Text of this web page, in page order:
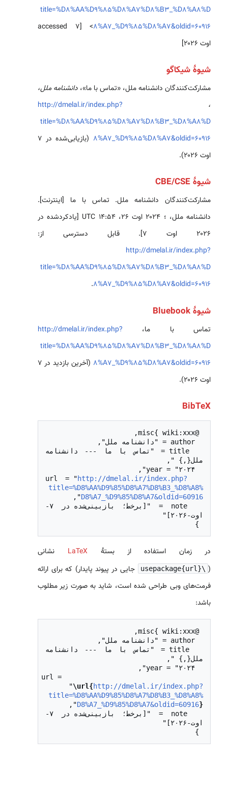
title=%D8%AA%D9%85%D8%A7%D8%B3_%D8%A8%D
8%A7_%D9%85%D8%A7&oldid=60916
> [accessed ۷
اوت ۲۰۲۶]
شیوهٔ شیکاگو
مشارکت‌کنندگان دانشنامه ملل، «تماس با ما»، دانشنامه ملل،
،
http://dmelal.ir/index.php?
title=%D8%AA%D9%85%D8%A7%D8%B3_%D8%A8%D
8%A7_%D9%85%D8%A7&oldid=60916
(بازیابی‌شده در ۷
اوت ۲۰۲۶).
شیوهٔ CBE/CSE
مشارکت‌کنندگان دانشنامه ملل. تماس با ما [اینترنت].
دانشنامه ملل، ؛ ۲۰۲۴ اوت ۲۶، ‏۱۴:۵۴ UTC [یادکردشده در
۲۰۲۶ اوت ۷]. قابل دسترسی از:
http://dmelal.ir/index.php?
title=%D8%AA%D9%85%D8%A7%D8%B3_%D8%A8%D
8%A7_%D9%85%D8%A7&oldid=60916
.
شیوهٔ Bluebook
تماس با ما، http://dmelal.ir/index.php?
title=%D8%AA%D9%85%D8%A7%D8%B3_%D8%A8%D
8%A7_%D9%85%D8%A7&oldid=60916
(آخرین بازدید در ۷
اوت ۲۰۲۶).
BibTeX
http://dmelal.ir/index.php?
title=%D8%AA%D9%85%D8%A7%D8%B3_%D8%A8%
D8%A7_%D9%85%D8%A7&oldid=60916
  note = "[برخط؛ بازبینی‌شده در ۷-
در زمان استفاده از بستهٔLaTeX نشانی
(
\usepackage{url}
جایی در پیوند پایدار) که برای ارائه
فرمت‌های وبی طراحی شده است، شاید به صورت زیر مطلوب
باشد:
  url =
"\url{http://dmelal.ir/index.php?
title=%D8%AA%D9%85%D8%A7%D8%B3_%D8%A8%
D8%A7_%D9%85%D8%A7&oldid=60916}
  note = "[برخط؛ بازبینی‌شده در ۷-